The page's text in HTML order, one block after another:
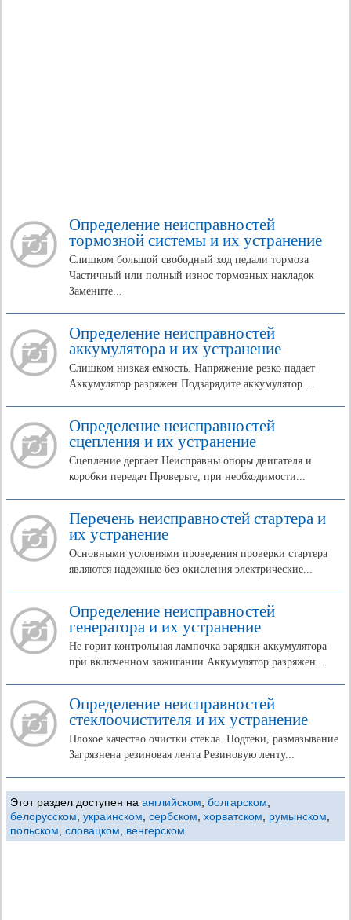
Определение неисправностей
тормозной системы и их устранение
Слишком большой свободный ход педали тормоза
Частичный или полный износ тормозных накладок
Замените...
Определение неисправностей
аккумулятора и их устранение
Слишком низкая емкость. Напряжение резко падает
Аккумулятор разряжен Подзарядите аккумулятор....
Определение неисправностей
сцепления и их устранение
Сцепление дергает Неисправны опоры двигателя и
коробки передач Проверьте, при необходимости...
Перечень неисправностей стартера и
их устранение
Основными условиями проведения проверки стартера
являются надежные без окисления электрические...
Определение неисправностей
генератора и их устранение
Не горит контрольная лампочка зарядки аккумулятора
при включенном зажигании Аккумулятор разряжен...
Определение неисправностей
стеклоочистителя и их устранение
Плохое качество очистки стекла. Подтеки, размазывание
Загрязнена резиновая лента Резиновую ленту...
Этот раздел доступен на английском болгарском
белорусском украинском сербском хорватском румынском
польском словацком венгерском